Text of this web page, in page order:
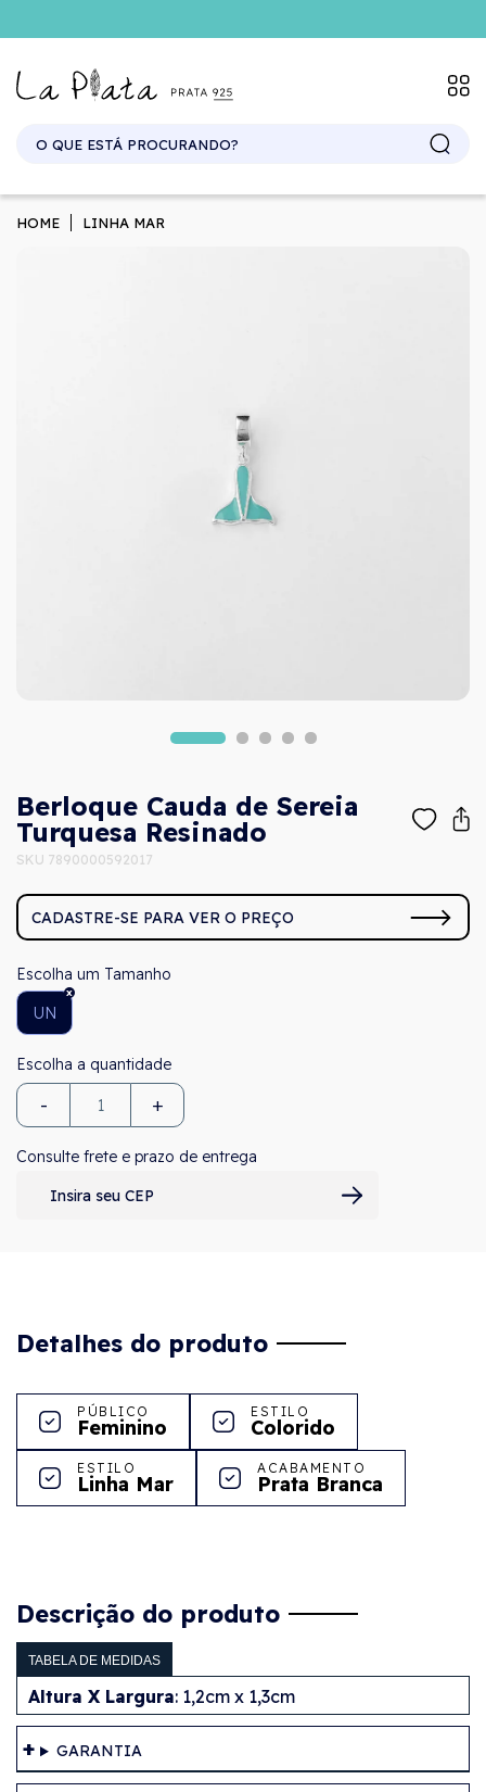
HOME LINHA MAR
Berloque Cauda de Sereia
Turquesa Resinado
SKU 7890000592017
CADASTRE-SE PARA VER O PREÇO
Tamanho
UN
- +
Consulte frete e prazo de entrega
Detalhes do produto
PÚBLICO
Feminino
ESTILO
Colorido
ESTILO
Linha Mar
ACABAMENTO
Prata Branca
Descrição do produto
TABELA DE MEDIDAS
Altura X Largura: 1,2cm x 1,3cm
GARANTIA